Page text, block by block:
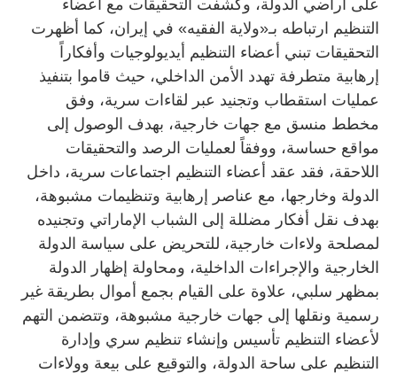
على أراضي الدولة، وكشفت التحقيقات مع أعضاء
التنظيم ارتباطه بـ«ولاية الفقيه» في إيران، كما أظهرت
التحقيقات تبني أعضاء التنظيم أيديولوجيات وأفكاراً
إرهابية متطرفة تهدد الأمن الداخلي، حيث قاموا بتنفيذ
عمليات استقطاب وتجنيد عبر لقاءات سرية، وفق
مخطط منسق مع جهات خارجية، بهدف الوصول إلى
مواقع حساسة، ووفقاً لعمليات الرصد والتحقيقات
اللاحقة، فقد عقد أعضاء التنظيم اجتماعات سرية، داخل
الدولة وخارجها، مع عناصر إرهابية وتنظيمات مشبوهة،
بهدف نقل أفكار مضللة إلى الشباب الإماراتي وتجنيده
لمصلحة ولاءات خارجية، للتحريض على سياسة الدولة
الخارجية والإجراءات الداخلية، ومحاولة إظهار الدولة
بمظهر سلبي، علاوة على القيام بجمع أموال بطريقة غير
رسمية ونقلها إلى جهات خارجية مشبوهة، وتتضمن التهم
لأعضاء التنظيم تأسيس وإنشاء تنظيم سري وإدارة
التنظيم على ساحة الدولة، والتوقيع على بيعة وولاءات